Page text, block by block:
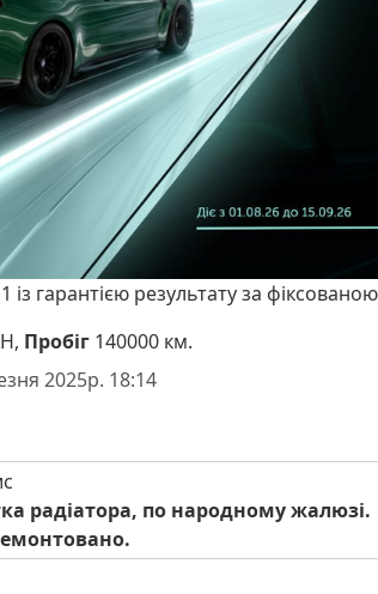
із гарантією результату за
Пробіг 140000 км.
2025р. 18:14
радіатора, по народному жалюзі.